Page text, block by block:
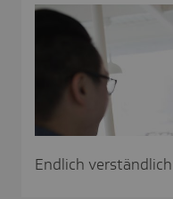
Endlich